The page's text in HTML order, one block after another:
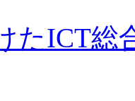
たICT総